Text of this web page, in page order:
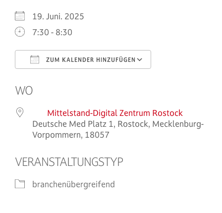
19. Juni. 2025
7:30 - 8:30
ZUM KALENDER HINZUFÜGEN
WO
Mittelstand-Digital Zentrum Rostock
Deutsche Med Platz 1, Rostock, Mecklenburg-
Vorpommern, 18057
VERANSTALTUNGSTYP
branchenübergreifend